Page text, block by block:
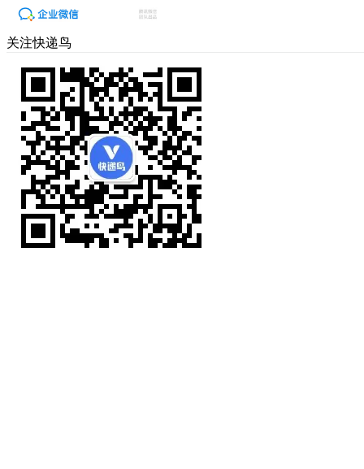
关注快递鸟